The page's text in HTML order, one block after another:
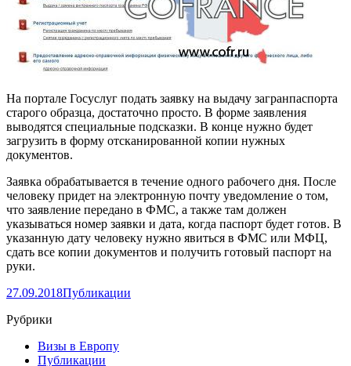
На портале Госуслуг подать заявку на выдачу загранпаспорта
старого образца, достаточно просто. В форме заявления
выводятся специальные подсказки. В конце нужно будет
загрузить в форму отсканированной копии нужных
документов.
Заявка обрабатывается в течение одного рабочего дня. После
человеку придет на электронную почту уведомление о том,
что заявление передано в ФМС, а также там должен
указываться номер заявки и дата, когда паспорт будет готов. В
указанную дату человеку нужно явиться в ФМС или МФЦ,
сдать все копии документов и получить готовый паспорт на
руки.
27.09.2018Публикации
Рубрики
Визы в Европу
Публикации